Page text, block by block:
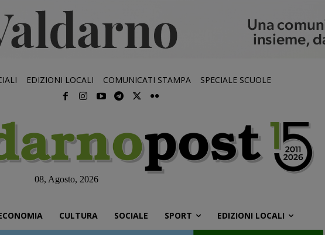
EDIZIONI LOCALI COMUNICATI STAMPA SPECIALE SCUOLE
08, Agosto, 2026
CULTURA SOCIALE SPORT EDIZIONI LOCALI